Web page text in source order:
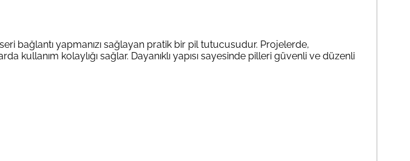
bağlantı yapmanızı sağlayan pratik bir pil tutucusudur. Projelerde,
kullanım kolaylığı sağlar. Dayanıklı yapısı sayesinde pilleri güvenli ve düzenli